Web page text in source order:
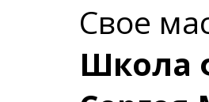
Свое
Школа